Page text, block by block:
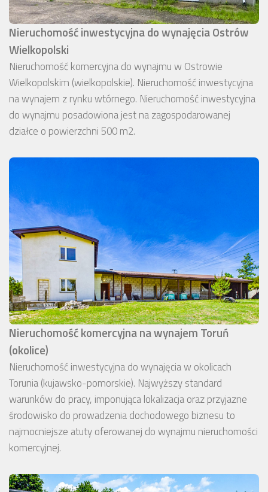
Nieruchomość inwestycyjna do wynajęcia Ostrów
Wielkopolski
Nieruchomość komercyjna do wynajmu w Ostrowie
Wielkopolskim (wielkopolskie). Nieruchomość inwestycyjna
na wynajem z rynku wtórnego. Nieruchomość inwestycyjna
do wynajmu posadowiona jest na zagospodarowanej
działce o powierzchni 500 m2.
Nieruchomość komercyjna na wynajem Toruń
(okolice)
Nieruchomość inwestycyjna do wynajęcia w okolicach
Torunia (kujawsko-pomorskie). Najwyższy standard
warunków do pracy, imponująca lokalizacja oraz przyjazne
środowisko do prowadzenia dochodowego biznesu to
najmocniejsze atuty oferowanej do wynajmu nieruchomości
komercyjnej.